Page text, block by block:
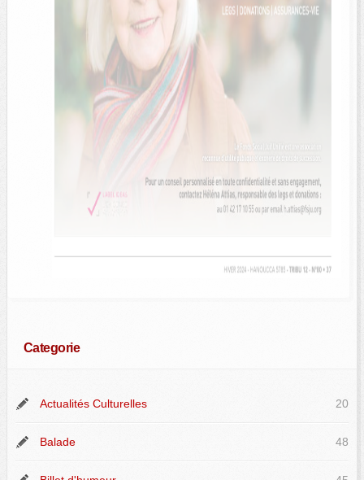
Categorie
Actualités Culturelles 20
Balade 48